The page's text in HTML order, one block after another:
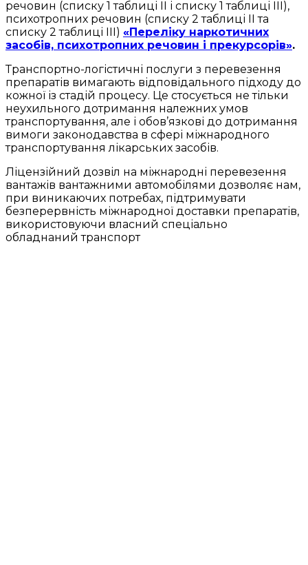
речовин (списку 1 таблиці ІІ і списку 1 таблиці ІІІ),
психотропних речовин (списку 2 таблиці ІІ та
списку 2 таблиці ІІІ) «Переліку наркотичних
засобів, психотропних речовин і прекурсорів».
Транспортно-логістичні послуги з перевезення
препаратів вимагають відповідального підходу до
кожної із стадій процесу. Це стосується не тільки
неухильного дотримання належних умов
транспортування, але і обов’язкові до дотримання
вимоги законодавства в сфері міжнародного
транспортування лікарських засобів.
Ліцензійний дозвіл на міжнародні перевезення
вантажів вантажними автомобілями дозволяє нам,
при виникаючих потребах, підтримувати
безперервність міжнародної доставки препаратів,
використовуючи власний спеціально
обладнаний транспорт